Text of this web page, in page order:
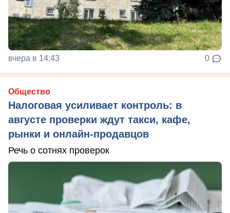
вчера в 14:43 0
Общество
Налоговая усиливает контроль: в
августе проверки ждут такси, кафе,
рынки и онлайн-продавцов
Речь о сотнях проверок